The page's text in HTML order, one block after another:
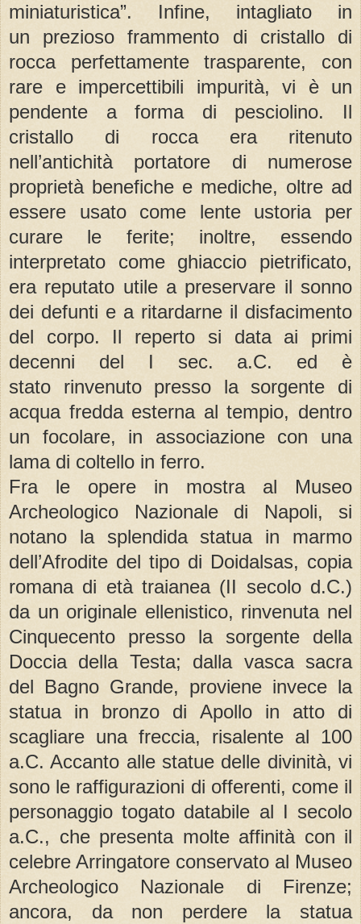
miniaturistica”. Infine, intagliato in
un prezioso frammento di cristallo di
rocca perfettamente trasparente, con
rare e impercettibili impurità, vi è un
pendente a forma di pesciolino. Il
cristallo di rocca era ritenuto
nell’antichità portatore di numerose
proprietà benefiche e mediche, oltre ad
essere usato come lente ustoria per
curare le ferite; inoltre, essendo
interpretato come ghiaccio pietrificato,
era reputato utile a preservare il sonno
dei defunti e a ritardarne il disfacimento
del corpo. Il reperto si data ai primi
decenni del I sec. a.C. ed è
stato rinvenuto presso la sorgente di
acqua fredda esterna al tempio, dentro
un focolare, in associazione con una
lama di coltello in ferro.
Fra le opere in mostra al Museo
Archeologico Nazionale di Napoli, si
notano la splendida statua in marmo
dell’Afrodite del tipo di Doidalsas, copia
romana di età traianea (II secolo d.C.)
da un originale ellenistico, rinvenuta nel
Cinquecento presso la sorgente della
Doccia della Testa; dalla vasca sacra
del Bagno Grande, proviene invece la
statua in bronzo di Apollo in atto di
scagliare una freccia, risalente al 100
a.C. Accanto alle statue delle divinità, vi
sono le raffigurazioni di offerenti, come il
personaggio togato databile al I secolo
a.C., che presenta molte affinità con il
celebre Arringatore conservato al Museo
Archeologico Nazionale di Firenze;
ancora, da non perdere la statua